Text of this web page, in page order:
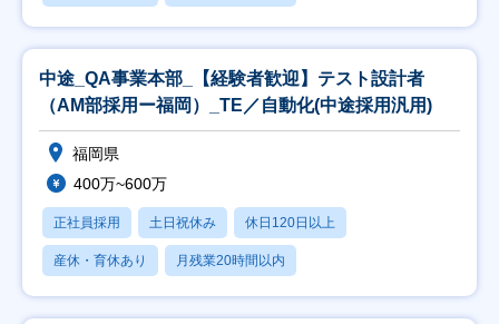
中途_QA事業本部_【経験者歓迎】テスト設計者
（AM部採用ー福岡）_TE／自動化(中途採用汎用)
福岡県
400万~600万
正社員採用 土日祝休み 休日120日以上
産休・育休あり 月残業20時間以内